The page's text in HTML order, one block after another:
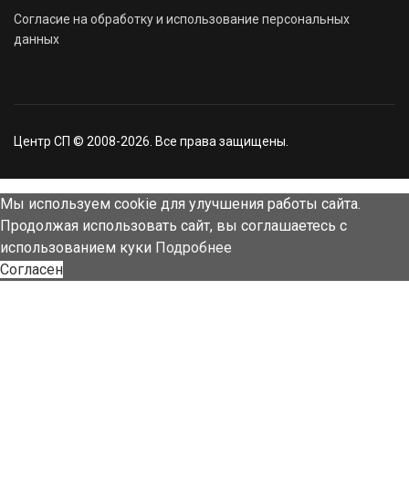
Согласие на обработку и использование персональных
данных
Центр СП © 2008-2026. Все права защищены.
Мы используем cookie для улучшения работы сайта.
Продолжая использовать сайт, вы соглашаетесь с
использованием куки Подробнее
Согласен